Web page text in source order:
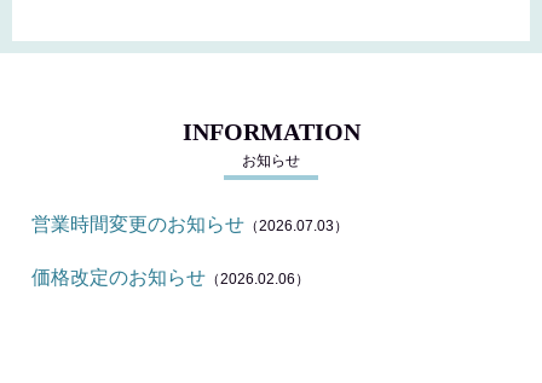
INFORMATION
お知らせ
営業時間変更のお知らせ （2026.07.03）
価格改定のお知らせ （2026.02.06）